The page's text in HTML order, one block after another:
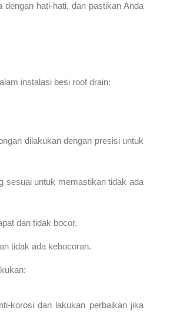
hati-hati, dan pastikan Anda
instalasi besi roof drain:
dilakukan dengan presisi untuk
sesuai untuk memastikan tidak ada
dan tidak bocor.
tidak ada kebocoran.
korosi dan lakukan perbaikan jika